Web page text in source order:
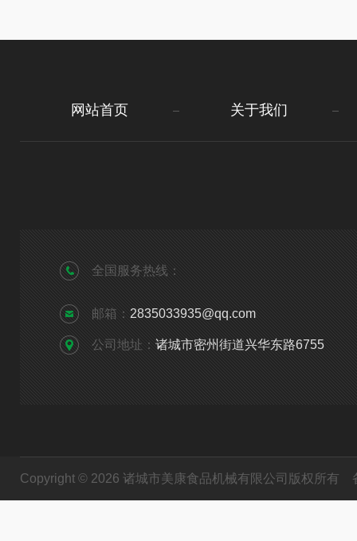
网站首页 关于我们
全国服务热线：
邮箱： 2835033935@qq.com
公司地址： 诸城市密州街道兴华东路6755
Copyright © 2026 诸城市美康食品机械有限公司版权所有